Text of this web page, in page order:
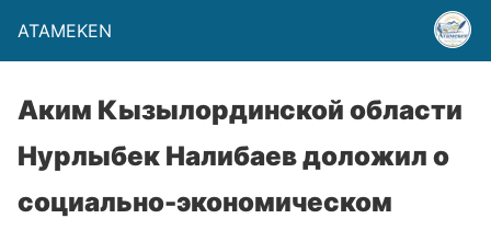
ATAMEKEN
Аким Кызылординской области
Нурлыбек Налибаев доложил о
социально-экономическом